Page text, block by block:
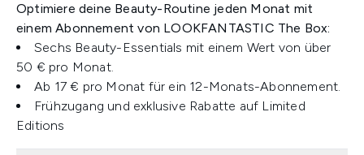
Optimiere deine Beauty-Routine jeden Monat mit
einem Abonnement von LOOKFANTASTIC The Box:
Sechs Beauty-Essentials mit einem Wert von über
50 € pro Monat.
Ab 17 € pro Monat für ein 12-Monats-Abonnement.
Frühzugang und exklusive Rabatte auf Limited
Editions